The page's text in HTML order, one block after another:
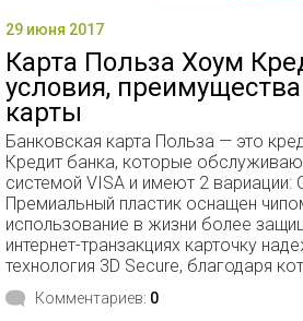
29 июня 2017
Карта Польза Хоум
условия,
карты
Банковская карта Польза — это
Кредит банка, которые
системой VISA и имеют 2 вариации:
Премиальный пластик оснащен
использование в жизни более
интернет-транзакциях карточку
технология 3D Secure, благодаря
Комментариев: 0